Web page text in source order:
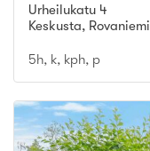
Urheilukatu 4
Keskusta, Rovaniemi
5h, k, kph, p